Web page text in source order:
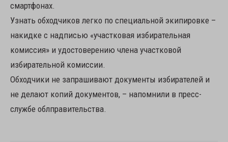
смартфонах.
Узнать обходчиков легко по специальной экипировке –
накидке с надписью «участковая избирательная
комиссия» и удостоверению члена участковой
избирательной комиссии.
Обходчики не запрашивают документы избирателей и
не делают копий документов, – напомнили в пресс-
службе облправительства.